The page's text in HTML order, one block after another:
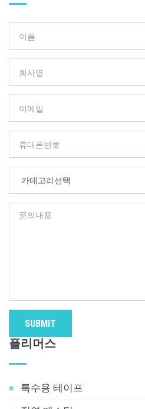
SUBMIT
플리머스
특수용 테이프